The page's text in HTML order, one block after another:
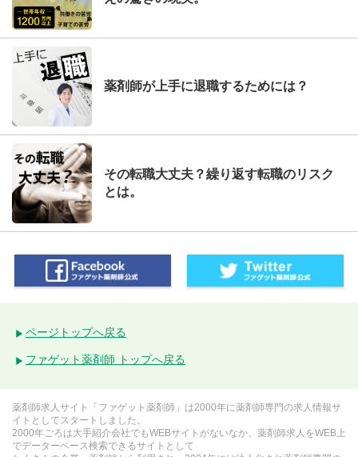
薬剤師が上手に退職するためには？
その転職大丈夫？繰り返す転職のリスク
とは。
ページトップへ戻る
ファゲット薬剤師 トップへ戻る
薬剤師求人サイト「ファゲット薬剤師」は2000年に薬剤師専門の求人情報サ
イトとしてスタートしました。
2000年ごろは大手紹介会社でもWEBサイトがないなか、薬剤師求人をWEB上
でデーターベース検索できるサイトとして